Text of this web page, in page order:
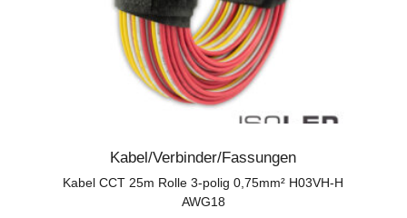
Kabel/Verbinder/Fassungen
Kabel CCT 25m Rolle 3-polig 0,75mm² H03VH-H
AWG18